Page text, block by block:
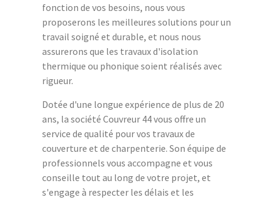
fonction de vos besoins, nous vous
proposerons les meilleures solutions pour un
travail soigné et durable, et nous nous
assurerons que les travaux d'isolation
thermique ou phonique soient réalisés avec
rigueur.
Dotée d'une longue expérience de plus de 20
ans, la société Couvreur 44 vous offre un
service de qualité pour vos travaux de
couverture et de charpenterie. Son équipe de
professionnels vous accompagne et vous
conseille tout au long de votre projet, et
s'engage à respecter les délais et les